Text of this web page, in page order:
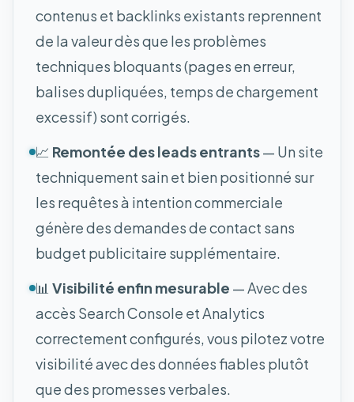
contenus et backlinks existants reprennent
de la valeur dès que les problèmes
techniques bloquants (pages en erreur,
balises dupliquées, temps de chargement
excessif) sont corrigés.
📈 Remontée des leads entrants— Un site
techniquement sain et bien positionné sur
les requêtes à intention commerciale
génère des demandes de contact sans
budget publicitaire supplémentaire.
📊 Visibilité enfin mesurable — Avec des
accès Search Console et Analytics
correctement configurés, vous pilotez votre
visibilité avec des données fiables plutôt
que des promesses verbales.